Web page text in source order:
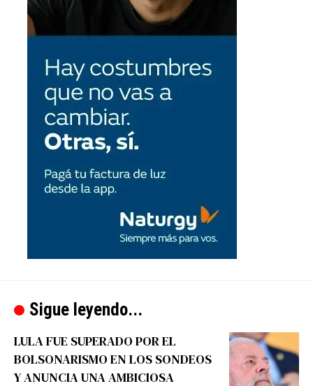
Sigue leyendo...
LULA FUE SUPERADO POR EL
BOLSONARISMO EN LOS SONDEOS
Y ANUNCIA UNA AMBICIOSA